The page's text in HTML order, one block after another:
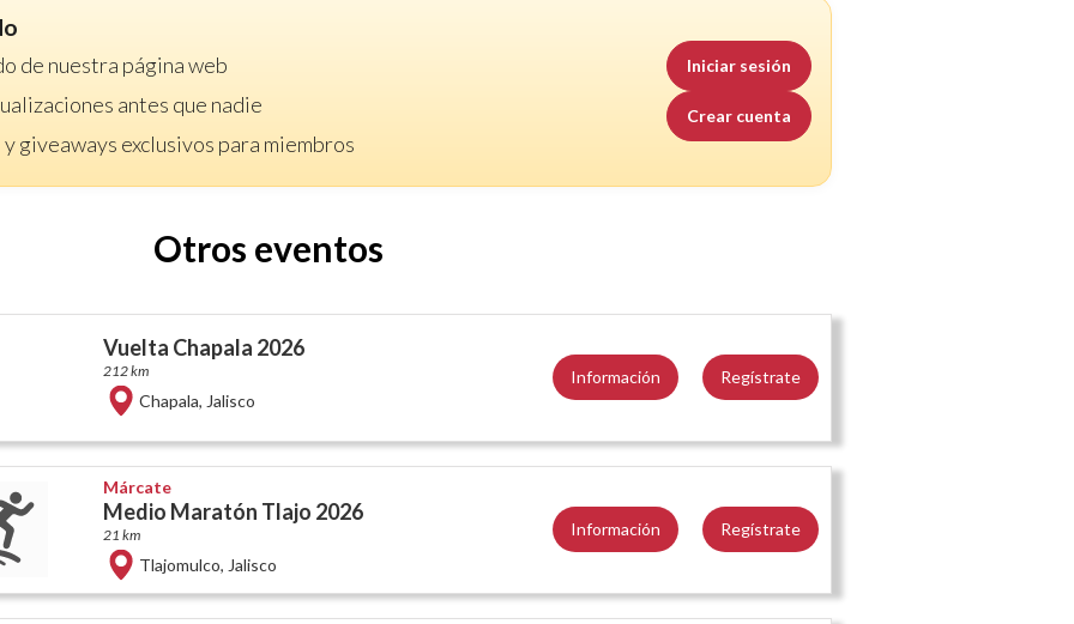
de nuestra página web
antes que nadie
giveaways exclusivos para miembros
Iniciar sesión
Crear cuenta
Otros eventos
Vuelta Chapala 2026
212 km
Chapala, Jalisco
Información Regístrate
Márcate
Medio Maratón Tlajo 2026
21 km
Tlajomulco, Jalisco
Información Regístrate